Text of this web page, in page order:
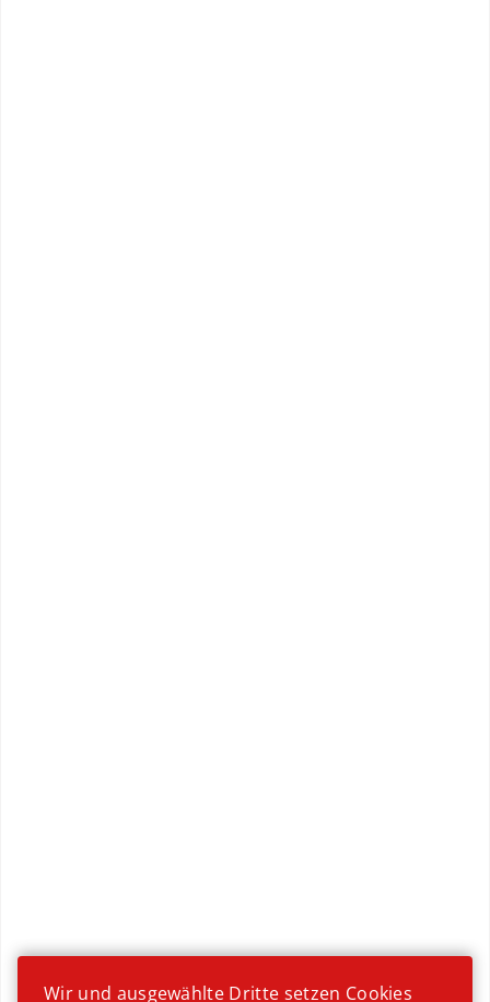
Wir und ausgewählte Dritte setzen Cookies